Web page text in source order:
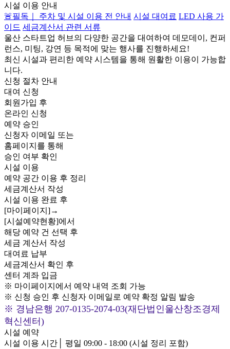
시설 이용 안내
🚨필독｜ 주차 및 시설 이용 전 안내 시설 대여료 LED 사용 가
이드 세금계산서 관련 서류
울산 스타트업 허브의 다양한 공간을 대여하여 데모데이, 컨퍼
런스, 미팅, 강연 등 목적에 맞는 행사를 진행하세요!
최신 시설과 편리한 예약 시스템을 통해 원활한 이용이 가능합
니다.
신청 절차 안내
대여 신청
회원가입 후
온라인 신청
예약 승인
신청자 이메일 또는
홈페이지를 통해
승인 여부 확인
시설 이용
예약 공간 이용 후 정리
세금계산서 작성
시설 이용 완료 후
[마이페이지]→
[시설예약현황]에서
해당 예약 건 선택 후
세금 계산서 작성
대여료 납부
세금계산서 확인 후
센터 계좌 입금
※ 마이페이지에서 예약 내역 조회 가능
※ 신청 승인 후 신청자 이메일로 예약 확정 알림 발송
※ 경남은행 207-0135-2074-03(재단법인울산창조경제
혁신센터)
시설 예약
시설 이용 시간│ 평일 09:00 - 18:00 (시설 정리 포함)